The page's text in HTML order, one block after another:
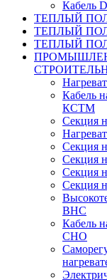
Кабель
ТЕПЛЫЙ
ТЕПЛЫЙ
ТЕПЛЫЙ
Кабель
КСТМ
Секция
Секция
Секция
Секция
Секция
ВНС
Кабель
СНО